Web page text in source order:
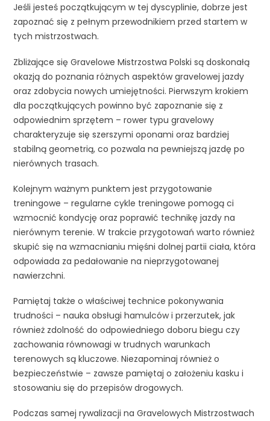
Jeśli jesteś początkującym w tej dyscyplinie, dobrze jest
zapoznać się z pełnym przewodnikiem przed startem w
tych mistrzostwach.
Zbliżające się Gravelowe Mistrzostwa Polski są doskonałą
okazją do poznania różnych aspektów gravelowej jazdy
oraz zdobycia nowych umiejętności. Pierwszym krokiem
dla początkujących powinno być zapoznanie się z
odpowiednim sprzętem – rower typu gravelowy
charakteryzuje się szerszymi oponami oraz bardziej
stabilną geometrią, co pozwala na pewniejszą jazdę po
nierównych trasach.
Kolejnym ważnym punktem jest przygotowanie
treningowe – regularne cykle treningowe pomogą ci
wzmocnić kondycję oraz poprawić technikę jazdy na
nierównym terenie. W trakcie przygotowań warto również
skupić się na wzmacnianiu mięśni dolnej partii ciała, która
odpowiada za pedałowanie na nieprzygotowanej
nawierzchni.
Pamiętaj także o właściwej technice pokonywania
trudności – nauka obsługi hamulców i przerzutek, jak
również zdolność do odpowiedniego doboru biegu czy
zachowania równowagi w trudnych warunkach
terenowych są kluczowe. Niezapominaj również o
bezpieczeństwie – zawsze pamiętaj o założeniu kasku i
stosowaniu się do przepisów drogowych.
Podczas samej rywalizacji na Gravelowych Mistrzostwach